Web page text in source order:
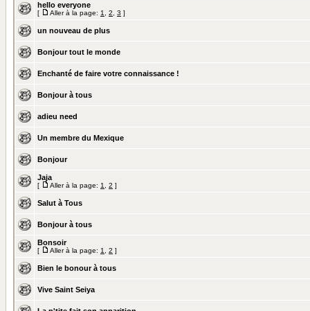
hello everyone
[ Aller à la page: 1 2 3 ]
un nouveau de plus
Bonjour tout le monde
Enchanté de faire votre connaissance !
Bonjour à tous
adieu need
Un membre du Mexique
Bonjour
Jaja
[ Aller à la page: 1 2 ]
Salut à Tous
Bonjour à tous
Bonsoir
[ Aller à la page: 1 2 ]
Bien le bonour à tous
Vive Saint Seiya